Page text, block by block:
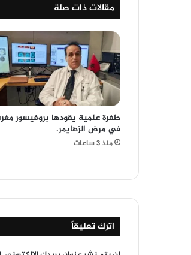
مقالات ذات صلة
طفرة علمية يقودها بروفيسور
في مرض الزهايمر.
منذ 3 ساعات
اترك تعليقاً